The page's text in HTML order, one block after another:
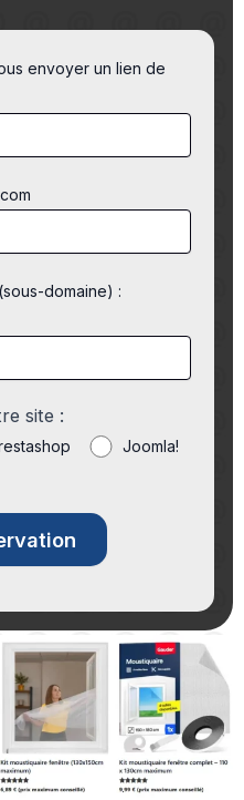
envoyer un lien de
domaine) :
site :
Joomla!